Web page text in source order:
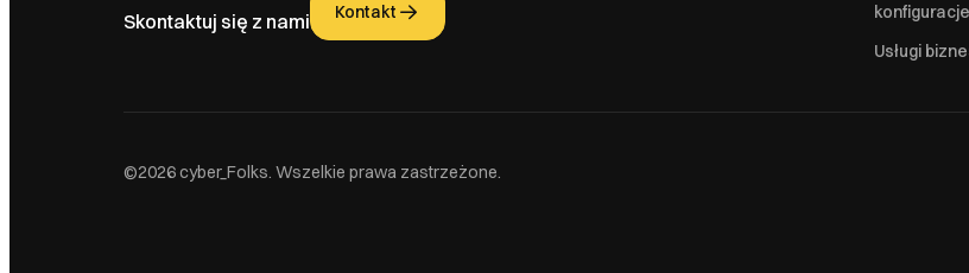
Skontaktuj się z nami Kontakt
konfiguracje
Usługi
©2026 cyber_Folks. Wszelkie prawa zastrzeżone.